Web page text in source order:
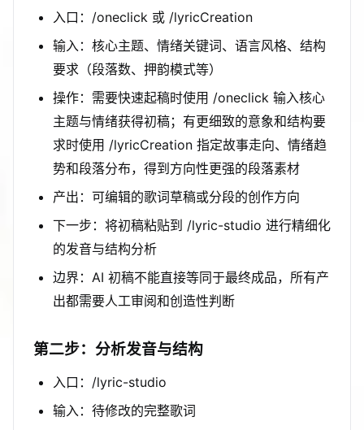
入口：/oneclick 或 /lyricCreation
输入：核心主题、情绪关键词、语言风格、结构
要求（段落数、押韵模式等）
操作：需要快速起稿时使用 /oneclick 输入核心
主题与情绪获得初稿；有更细致的意象和结构要
求时使用 /lyricCreation 指定故事走向、情绪趋
势和段落分布，得到方向性更强的段落素材
产出：可编辑的歌词草稿或分段的创作方向
下一步：将初稿粘贴到 /lyric-studio 进行精细化
的发音与结构分析
边界：AI 初稿不能直接等同于最终成品，所有产
出都需要人工审阅和创造性判断
第二步：分析发音与结构
入口：/lyric-studio
输入：待修改的完整歌词